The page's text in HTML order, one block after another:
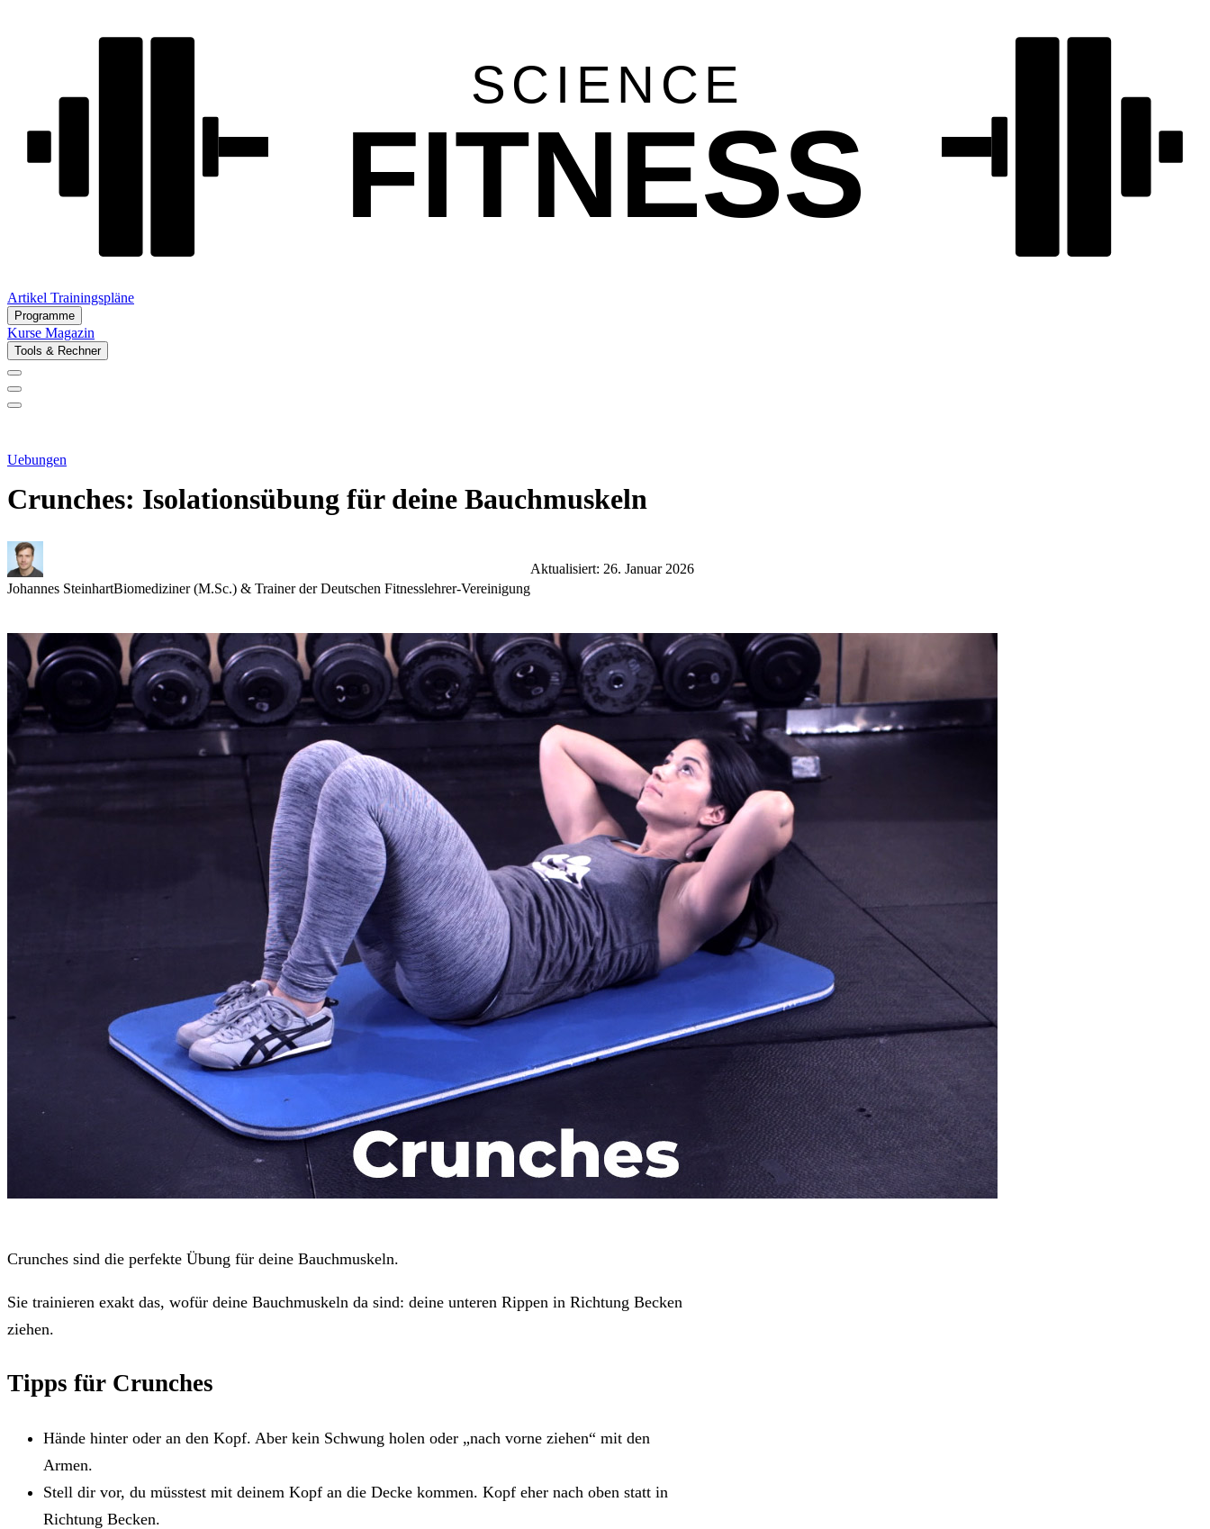
Artikel Trainingspläne
Programme
Kurse Magazin
Tools & Rechner
Uebungen
Crunches: Isolationsübung für deine Bauchmuskeln
Johannes SteinhartBiomediziner (M.Sc.) & Trainer der Deutschen Fitnesslehrer-Vereinigung
Aktualisiert: 26. Januar 2026
Crunches sind die perfekte Übung für deine Bauchmuskeln.
Sie trainieren exakt das, wofür deine Bauchmuskeln da sind: deine unteren Rippen in Richtung Becken
ziehen.
Tipps für Crunches
Hände hinter oder an den Kopf. Aber kein Schwung holen oder „nach vorne ziehen“ mit den
Armen.
Stell dir vor, du müsstest mit deinem Kopf an die Decke kommen. Kopf eher nach oben statt in
Richtung Becken.